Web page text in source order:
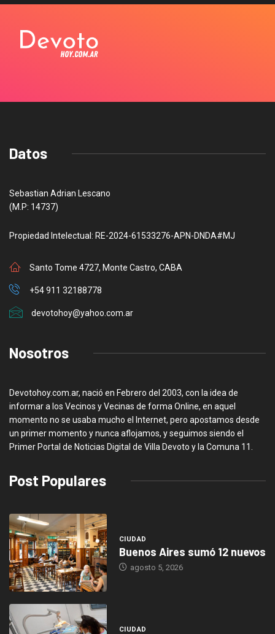
Datos
Sebastian Adrian Lescano
(M.P: 14737)
Propiedad Intelectual: RE-2024-61533276-APN-DNDA#MJ
Santo Tome 4727, Monte Castro, CABA
+54 911 32188778
devotohoy@yahoo.com.ar
Nosotros
Devotohoy.com.ar, nació en Febrero del 2003, con la idea de
informar a los Vecinos y Vecinas de forma Online, en aquel
momento no se usaba mucho el Internet, pero apostamos desde
un primer momento y nunca aflojamos, y seguimos siendo el
Primer Portal de Noticias Digital de Villa Devoto y la Comuna 11.
Post Populares
CIUDAD
Buenos Aires sumó 12 nuevos
agosto 5, 2026
CIUDAD